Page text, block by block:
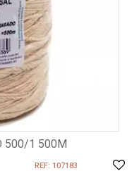
500/1 500M
REF: 107183